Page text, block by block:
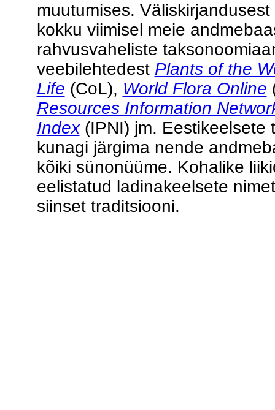
muutumises.
kokku viimisel meie
rahvusvaheliste
veebilehtedest Plants of the
Life (CoL), World Flora Online
Resources Information
Index(IPNI) jm. Eestikeelsete
kunagi järgima nende
kõiki sünonüüme. Kohalike
eelistatud ladinakeelsete
siinset traditsiooni.